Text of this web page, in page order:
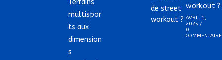
Terrains
multispor
ts aux
dimension
s
workout ?
AVRIL 1,
2025 /
0
COMMENTAIRE